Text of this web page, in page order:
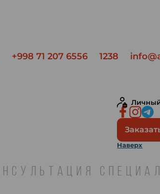
+998 71 207 6556 1238
Наверх